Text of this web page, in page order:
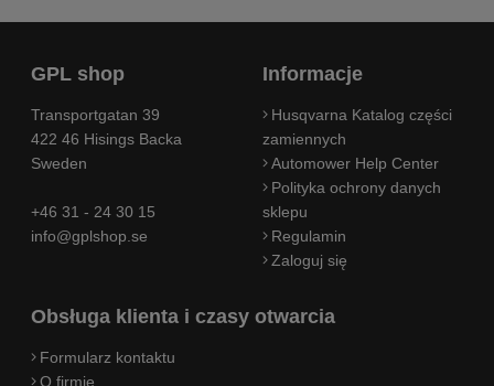
GPL shop
Transportgatan 39
422 46 Hisings Backa
Sweden
+46 31 - 24 30 15
info@gplshop.se
Informacje
Husqvarna Katalog części
zamiennych
Automower Help Center
Polityka ochrony danych
sklepu
Regulamin
Zaloguj się
Obsługa klienta i czasy otwarcia
Formularz kontaktu
O firmie